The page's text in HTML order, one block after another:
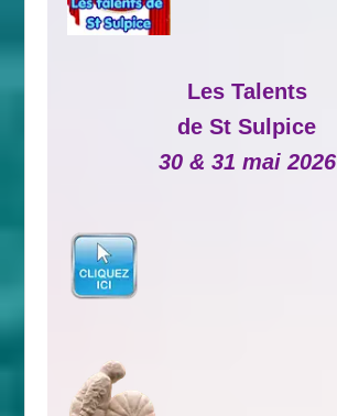
Les Talents
de St Sulpice
30 & 31 mai 2026